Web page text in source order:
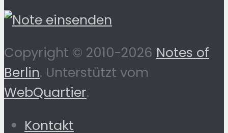
Copyright © 2010-2026 Notes of
Berlin. Unterstützt vom
WebQuartier.
Kontakt